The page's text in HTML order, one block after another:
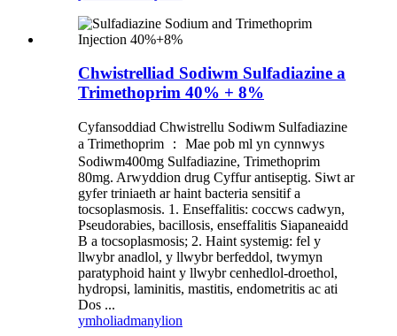
Chwistrelliad Sodiwm Sulfadiazine a
Trimethoprim 40% + 8%
Cyfansoddiad Chwistrellu Sodiwm Sulfadiazine
a Trimethoprim ： Mae pob ml yn cynnwys
Sodiwm400mg Sulfadiazine, Trimethoprim
80mg. Arwyddion drug Cyffur antiseptig. Siwt ar
gyfer triniaeth ar haint bacteria sensitif a
tocsoplasmosis. 1. Enseffalitis: coccws cadwyn,
Pseudorabies, bacillosis, enseffalitis Siapaneaidd
B a tocsoplasmosis; 2. Haint systemig: fel y
llwybr anadlol, y llwybr berfeddol, twymyn
paratyphoid haint y llwybr cenhedlol-droethol,
hydropsi, laminitis, mastitis, endometritis ac ati
Dos ...
ymholiadmanylion